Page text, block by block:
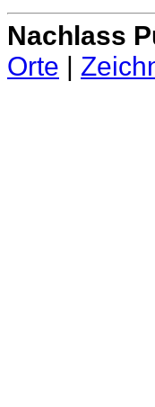
Nachlass
Orte